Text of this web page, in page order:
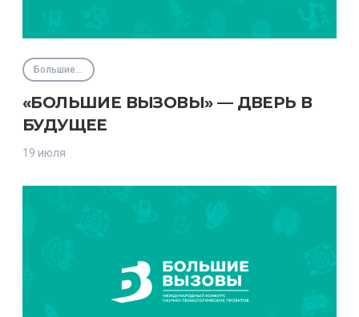
Большие вызовы
«БОЛЬШИЕ ВЫЗОВЫ» — ДВЕРЬ В
БУДУЩЕЕ
19 июля